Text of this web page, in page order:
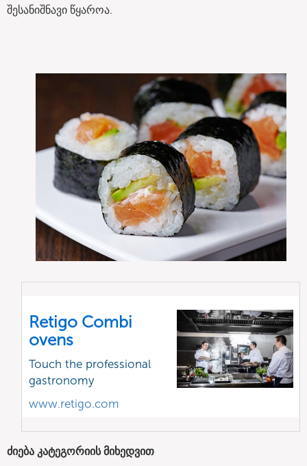
შესანიშნავი წყაროა.
Retigo Combi
ovens
Touch the professional
gastronomy
www.retigo.com
ძიება კატეგორიის მიხედვით